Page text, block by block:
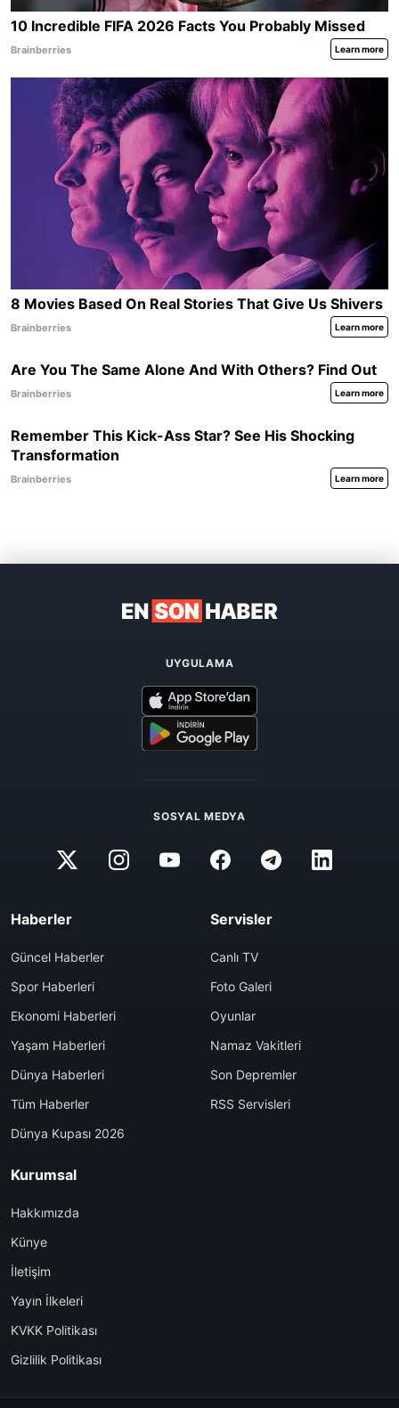
UYGULAMA
SOSYAL MEDYA
Haberler
Güncel Haberler
Spor Haberleri
Ekonomi Haberleri
Yaşam Haberleri
Dünya Haberleri
Tüm Haberler
Dünya Kupası 2026
Servisler
Canlı TV
Foto Galeri
Oyunlar
Namaz Vakitleri
Son Depremler
RSS Servisleri
Kurumsal
Hakkımızda
Künye
İletişim
Yayın İlkeleri
KVKK Politikası
Gizlilik Politikası